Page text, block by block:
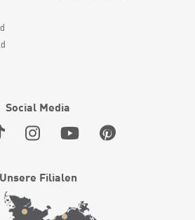
Social Media
Unsere Filialen